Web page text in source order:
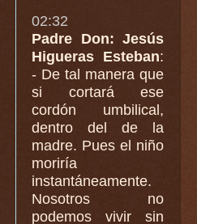
02:32
Padre Don: Jesús
Higueras Esteban:
- De tal manera que
si cortará ese
cordón umbilical,
dentro del de la
madre. Pues el niño
moriría
instantáneamente.
Nosotros no
podemos vivir sin